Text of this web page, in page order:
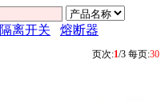
隔离开关 熔断器
页次:1/3 每页:30